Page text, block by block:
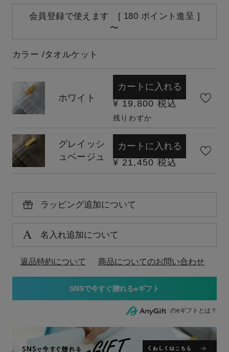
会員登録で使えます [ 180 ポイント進呈 ]
〜
カラー タオルケット
ホワイト
¥ 19,800 税込
残りわずか
カートに入れる
グレイッシ
ュベージュ
¥ 21,450 税込
カートに入れる
ラッピング追加について
名入れ追加について
返品特約について 商品についてのお問い合わせ
のeギフトとは？